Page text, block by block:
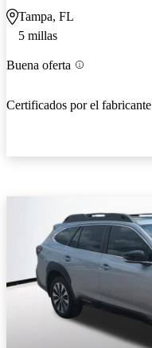
Tampa, FL
5 millas
Buena oferta
Certificados por el fabricante